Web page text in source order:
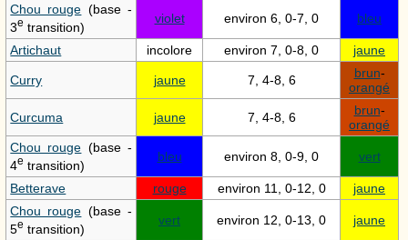
Chou rouge (base -
3e transition)
violet environ 6, 0-7, 0 bleu
Artichaut incolore environ 7, 0-8, 0 jaune
Curry jaune 7, 4-8, 6 brun-
orangé
Curcuma jaune 7, 4-8, 6 brun-
orangé
Chou rouge (base -
4e transition)
bleu environ 8, 0-9, 0 vert
Betterave rouge environ 11, 0-12, 0
jaune
Chou rouge (base -
5e transition)
vert environ 12, 0-13, 0 jaune